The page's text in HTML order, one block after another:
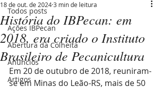
Todos posts
Ações IBPecan
Abertura da Colheita
Anúncios
Artigos
História do IBPecan: em
2018, era criado o Instituto
Brasileiro de Pecanicultura
18 de out. de 20243 min de leitura
Em 20 de outubro de 2018, reuniram-
se em Minas do Leão-RS, mais de 50